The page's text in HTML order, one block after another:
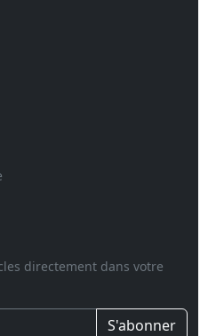
directement dans votre
S'abonner